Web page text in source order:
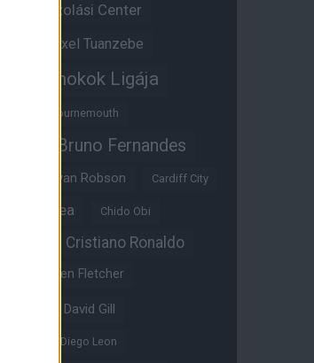
Átigazolási Center
Axel Tuanzebe
Bajnokok Ligája
Bournemouth
Bruno Fernandes
Bryan Robson Cardiff City
Chelsea Chido Obi
Cristiano Ronaldo
Darren Fletcher
David Gill
Diego Leon